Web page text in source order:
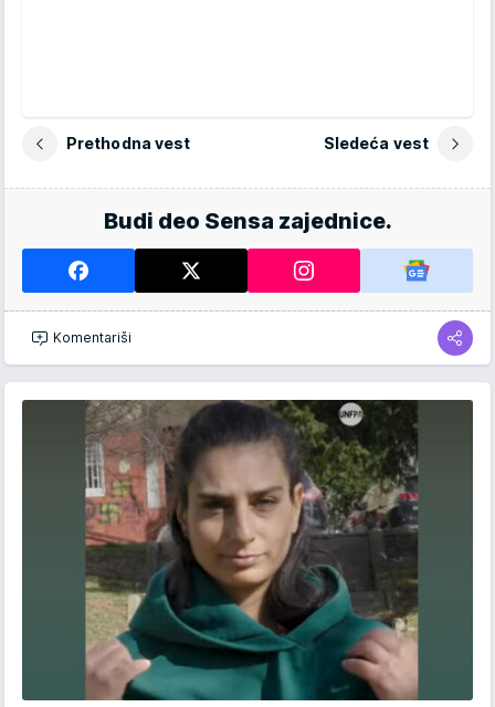
Prethodna vest Sledeća vest
Budi deo Sensa zajednice.
Komentariši